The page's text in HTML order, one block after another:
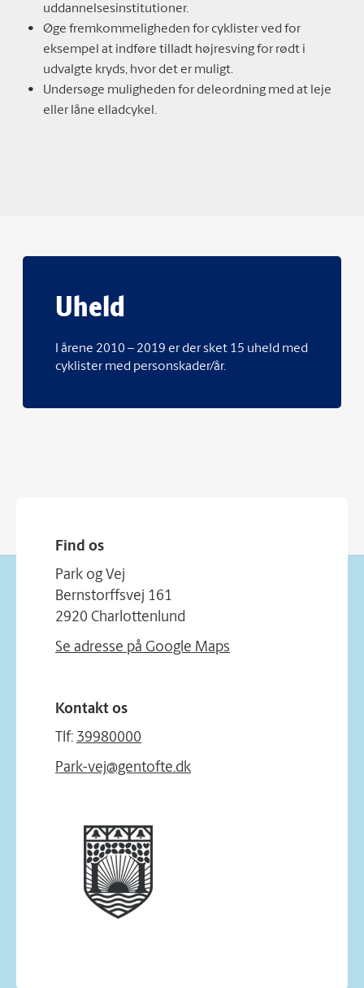
uddannelsesinstitutioner.
Øge fremkommeligheden for cyklister ved for
eksempel at indføre tilladt højresving for rødt i
udvalgte kryds, hvor det er muligt.
Undersøge muligheden for deleordning med at leje
eller låne elladcykel.
Uheld
I årene 2010 – 2019 er der sket 15 uheld med
cyklister med personskader/år.
Find os
Park og Vej
Bernstorffsvej 161
2920 Charlottenlund
Se adresse på Google Maps
Kontakt os
Tlf: 39980000
Park-vej@gentofte.dk